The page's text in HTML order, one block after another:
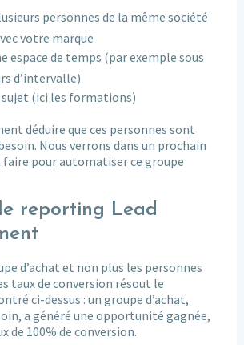
personnes de la même société
votre marque
espace de temps (par exemple sous
d’intervalle)
sujet (ici les formations)
déduire que ces personnes sont
Nous verrons dans un prochain
pour automatiser ce groupe
reporting Lead
d’achat et non plus les personnes
taux de conversion résout le
ci-dessus : un groupe d’achat,
a généré une opportunité gagnée,
de 100% de conversion.